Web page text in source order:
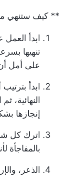
** كيف ستنهي
ابدأ
تنهيها
على أمل
ابدأ
النهائية،
إنجازها
اترك كل
بالمفاجأة
الذعر،